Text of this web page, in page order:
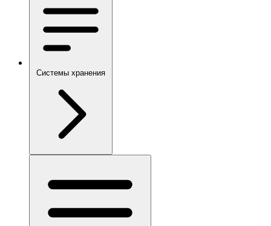
Системы хранения